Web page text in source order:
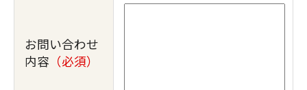
お問い合わせ
内容 （必須）